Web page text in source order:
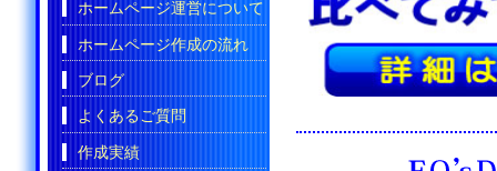
ホームページ運営について
ホームページ作成の流れ
ブログ
よくあるご質問
作成実績